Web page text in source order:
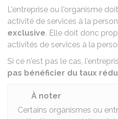
L'entreprise ou l'organisme
activité de services à la
exclusive. Elle doit donc
activités de services à la
Si ce n'est pas le cas,
pas bénéficier du taux
À noter
Certains organismes ou